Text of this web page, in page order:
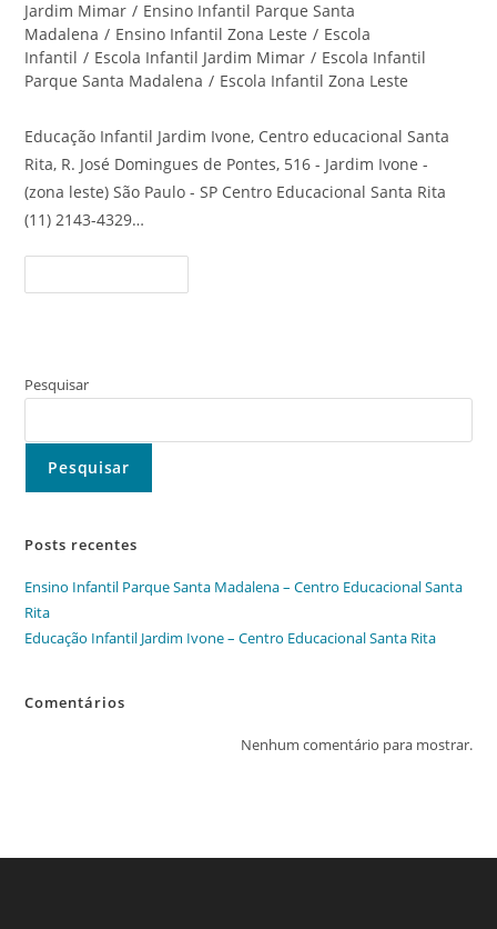
Jardim Mimar / Ensino Infantil Parque Santa
Madalena / Ensino Infantil Zona Leste / Escola
Infantil / Escola Infantil Jardim Mimar / Escola Infantil
Parque Santa Madalena / Escola Infantil Zona Leste
Educação Infantil Jardim Ivone, Centro educacional Santa
Rita, R. José Domingues de Pontes, 516 - Jardim Ivone -
(zona leste) São Paulo - SP Centro Educacional Santa Rita
(11) 2143-4329…
Infantil
Rita
Pesquisar
Pesquisar
Posts recentes
Ensino Infantil Parque Santa Madalena – Centro Educacional Santa
Rita
Educação Infantil Jardim Ivone – Centro Educacional Santa Rita
Comentários
Nenhum comentário para mostrar.